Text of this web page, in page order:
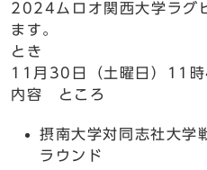
2024ムロオ関西大学ラグ
ます。
とき
11月30日（土曜日）11
内容 ところ
摂南大学対同志社大
ラウンド